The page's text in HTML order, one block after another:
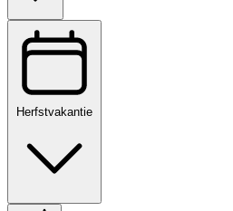
Herfstvakantie